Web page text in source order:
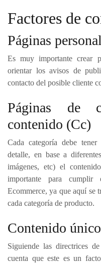
Factores de
Páginas
Es muy importante crear
orientar los avisos de
contacto del posible cliente
Páginas de
contenido (Cc)
Cada categoría debe
detalle, en base a
imágenes, etc) el
importante para
Ecommerce, ya que aquí se
cada categoría de producto.
Contenido
Siguiende las directrices
cuenta que este es un